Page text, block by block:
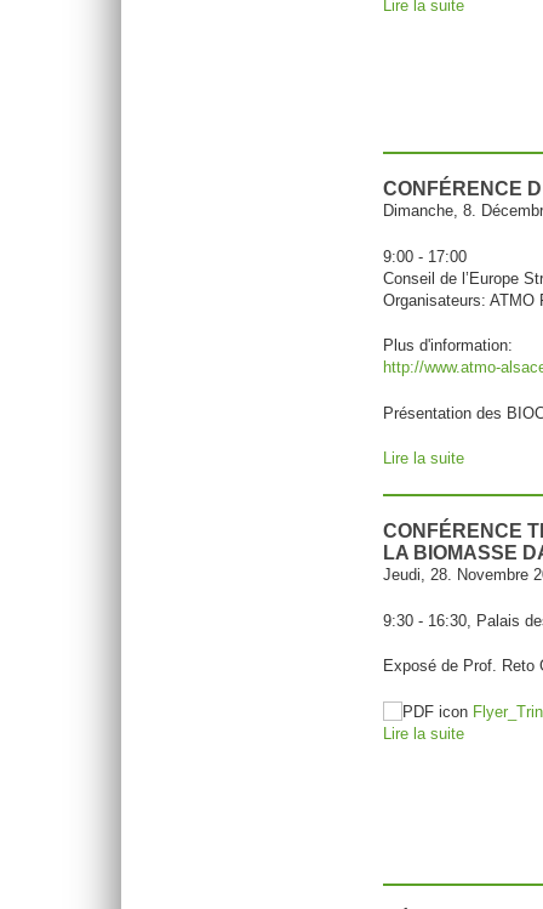
Lire la suite
CONFÉRENCE
Dimanche, 8.
9:00 - 17:00
Conseil de l’Europe
Organisateurs: ATMO
Plus d'information:
http://www.atmo-
Présentation des
Lire la suite
CONFÉRENCE
LA BIOMASSE
Jeudi, 28. Novembre
9:30 - 16:30, Palais
Exposé de Prof. Reto
Lire la suite